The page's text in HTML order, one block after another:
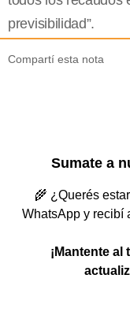
previsibilidad”.
Compartí esta nota
Sumate a
🌾 ¿Querés
WhatsApp y recibí
¡Mantente